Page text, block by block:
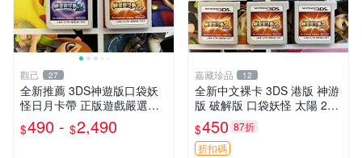
觀己 27
全新推薦 3DS神遊版口袋妖
怪日月卡帶 正版遊戲嚴選適
合收藏 3DS主機 日月版本 解
鎖功能 臺灣港版
$490 - $2,490
嘉藏珍品 12
全新中文裸卡 3DS 港版 神游
版 破解版 口袋妖怪 太陽 29
一張 全新未使用正版卡帶 只
能 香港版 臺灣版 神游版 破
解版 3DS 2DS 主機運
$450 87折
折扣碼